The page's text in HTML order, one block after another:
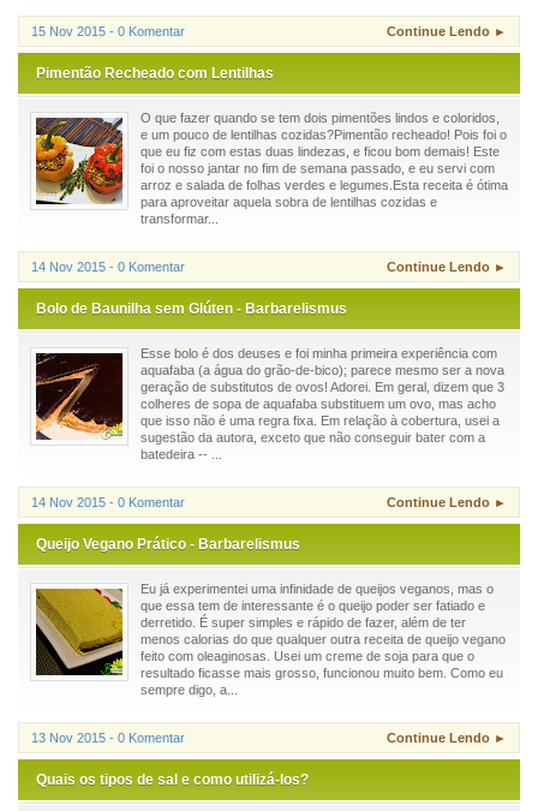
15 Nov 2015 - 0 Komentar Continue Lendo ►
Pimentão Recheado com Lentilhas
O que fazer quando se tem dois pimentões lindos e coloridos,
e um pouco de lentilhas cozidas?Pimentão recheado! Pois foi o
que eu fiz com estas duas lindezas, e ficou bom demais! Este
foi o nosso jantar no fim de semana passado, e eu servi com
arroz e salada de folhas verdes e legumes.Esta receita é ótima
para aproveitar aquela sobra de lentilhas cozidas e
transformar...
14 Nov 2015 - 0 Komentar Continue Lendo ►
Bolo de Baunilha sem Glúten - Barbarelismus
Esse bolo é dos deuses e foi minha primeira experiência com
aquafaba (a água do grão-de-bico); parece mesmo ser a nova
geração de substitutos de ovos! Adorei. Em geral, dizem que 3
colheres de sopa de aquafaba substituem um ovo, mas acho
que isso não é uma regra fixa. Em relação à cobertura, usei a
sugestão da autora, exceto que não conseguir bater com a
batedeira -- ...
14 Nov 2015 - 0 Komentar Continue Lendo ►
Queijo Vegano Prático - Barbarelismus
Eu já experimentei uma infinidade de queijos veganos, mas o
que essa tem de interessante é o queijo poder ser fatiado e
derretido. É super simples e rápido de fazer, além de ter
menos calorias do que qualquer outra receita de queijo vegano
feito com oleaginosas. Usei um creme de soja para que o
resultado ficasse mais grosso, funcionou muito bem. Como eu
sempre digo, a...
13 Nov 2015 - 0 Komentar Continue Lendo ►
Quais os tipos de sal e como utilizá-los?